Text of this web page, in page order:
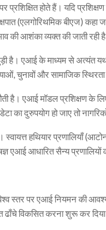
होते हैं। यदि
(एलगोरिथमिक बीएज)
की आशंका व्यक्त की जाती रही
है। एआई के माध्यम से अत्यंत
चुनावों और सामाजिक
है। एआई मॉडल प्रशिक्षण के
का दुरुपयोग हो जाए तो
हथियार प्रणालियाँ
आधारित सैन्य प्रणालियों
स्तर पर एआई नियमन की
ढाँचे विकसित करना शुरू कर